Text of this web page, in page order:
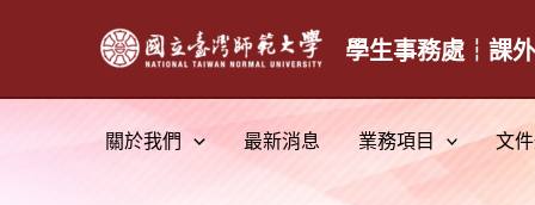
學生事務處┆課
關於我們 最新消息 業務項目 文